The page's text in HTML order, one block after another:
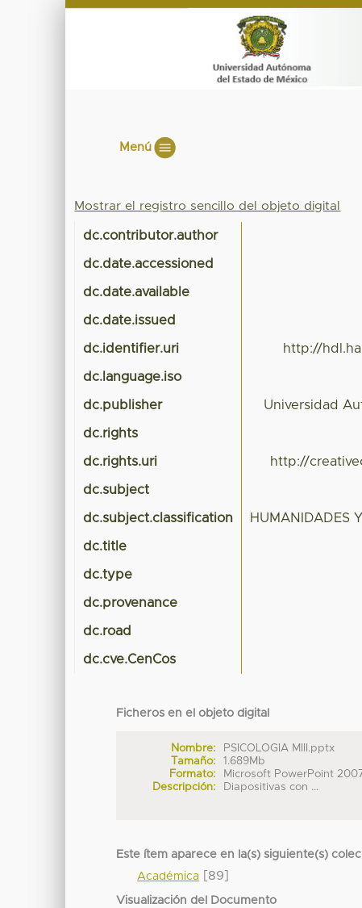
Menú
Mostrar el registro sencillo del objeto digital
dc.contributor.author
dc.date.accessioned
dc.date.available
dc.date.issued
dc.identifier.uri http://
dc.language.iso
dc.publisher Universidad
dc.rights
dc.rights.uri http://
dc.subject
dc.subject.classification HUMANIDADES
dc.title
dc.type
dc.provenance
dc.road
dc.cve.CenCos
Ficheros en el objeto digital
Nombre:
PSICOLOGIA MIII.pptx
Tamaño:
1.689Mb
Formato:
Microsoft PowerPoint
Descripción:
Diapositivas con ...
Este ítem aparece en la(s) siguiente(s)
Académica [89]
Visualización del Documento